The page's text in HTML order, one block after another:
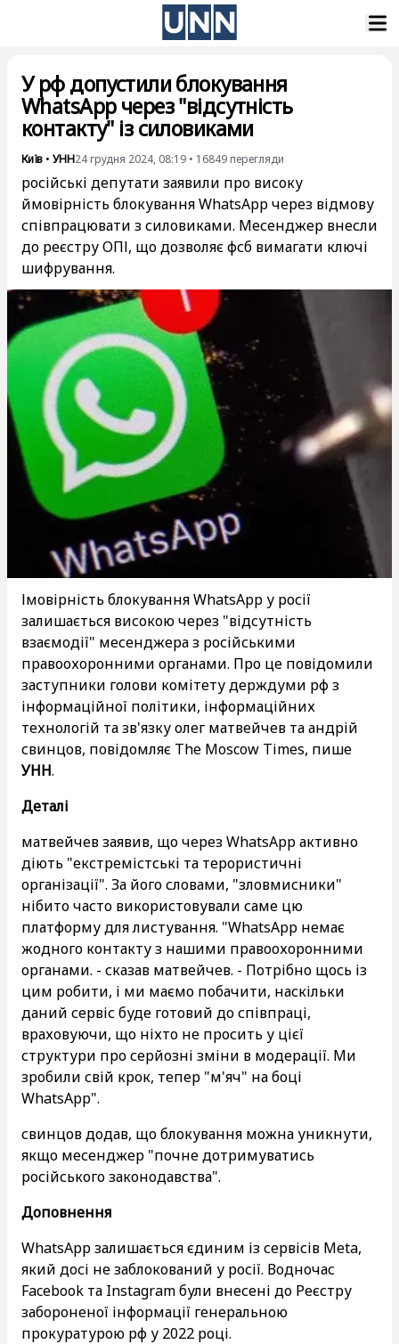
У рф допустили блокування
WhatsApp через "відсутність
контакту" із силовиками
Київ • УНН24 грудня 2024, 08:19 • 16849 перегляди
російські депутати заявили про високу
ймовірність блокування WhatsApp через відмову
співпрацювати з силовиками. Месенджер внесли
до реєстру ОПІ, що дозволяє фсб вимагати ключі
шифрування.
Імовірність блокування WhatsApp у росії
залишається високою через "відсутність
взаємодії" месенджера з російськими
правоохоронними органами. Про це повідомили
заступники голови комітету держдуми рф з
інформаційної політики, інформаційних
технологій та зв'язку олег матвейчев та андрій
свинцов, повідомляє The Moscow Times, пише
УНН.
Деталі
матвейчев заявив, що через WhatsApp активно
діють "екстремістські та терористичні
організації". За його словами, "зловмисники"
нібито часто використовували саме цю
платформу для листування. "WhatsApp немає
жодного контакту з нашими правоохоронними
органами. - сказав матвейчев. - Потрібно щось із
цим робити, і ми маємо побачити, наскільки
даний сервіс буде готовий до співпраці,
враховуючи, що ніхто не просить у цієї
структури про серйозні зміни в модерації. Ми
зробили свій крок, тепер "м'яч" на боці
WhatsApp".
свинцов додав, що блокування можна уникнути,
якщо месенджер "почне дотримуватись
російського законодавства".
Доповнення
WhatsApp залишається єдиним із сервісів Meta,
який досі не заблокований у росії. Водночас
Facebook та Instagram були внесені до Реєстру
забороненої інформації генеральною
прокуратурою рф у 2022 році.